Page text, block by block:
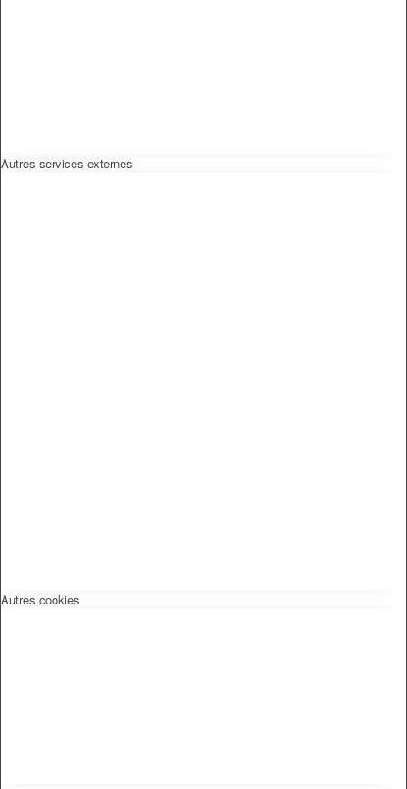
Autres services externes
Autres cookies